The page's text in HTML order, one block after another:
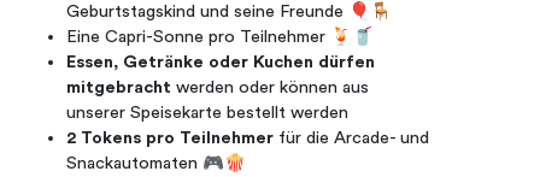
Geburtstagskind und seine Freunde 🎈🪑
Eine Capri-Sonne pro Teilnehmer 🍹🥤
Essen, Getränke oder Kuchen dürfen
mitgebracht werden oder können aus
unserer Speisekarte bestellt werden
2 Tokens pro Teilnehmer für die Arcade- und
Snackautomaten 🎮🍿